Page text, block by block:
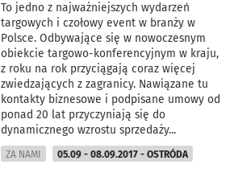
To jedno z najważniejszych wydarzeń
targowych i czołowy event w branży w
Polsce. Odbywające się w nowoczesnym
obiekcie targowo-konferencyjnym w kraju,
z roku na rok przyciągają coraz więcej
zwiedzających z zagranicy. Nawiązane tu
kontakty biznesowe i podpisane umowy od
ponad 20 lat przyczyniają się do
dynamicznego wzrostu sprzedaży...
ZA NAMI 05.09 - 08.09.2017 - OSTRÓDA